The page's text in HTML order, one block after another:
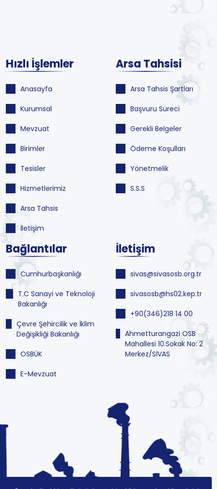
Hızlı İşlemler
Anasayfa
Kurumsal
Mevzuat
Birimler
Tesisler
Hizmetlerimiz
Arsa Tahsis
İletişim
Arsa Tahsisi
Arsa Tahsis Şartları
Başvuru Süreci
Gerekli Belgeler
Ödeme Koşulları
Yönetmelik
S.S.S
Bağlantılar
Cumhurbaşkanlığı
T.C Sanayi ve Teknoloji
Bakanlığı
Çevre Şehircilik ve İklim
Değişikliği Bakanlığı
OSBÜK
E-Mevzuat
İletişim
sivas@sivasosb.org.tr
sivasosb@hs02.kep.tr
+90(346)218 14 00
Ahmetturangazi OSB
Mahallesi 10.Sokak No: 2
Merkez/SİVAS